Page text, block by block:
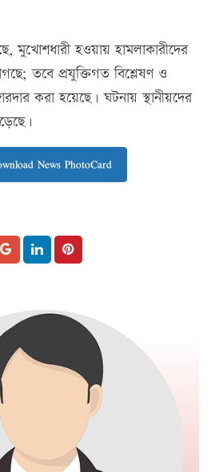
মুখোশধারী হওয়ায় হামলাকারীদের
তবে প্রযুক্তিগত বিশ্লেষণ ও
করা হয়েছে। ঘটনায় স্থানীয়দের
News PhotoCard